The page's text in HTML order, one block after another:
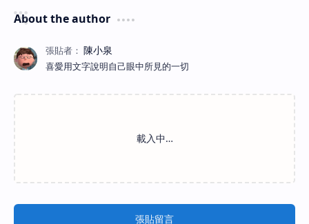
About the author
喜愛用文字說明自己眼中所見的一切
張貼留言